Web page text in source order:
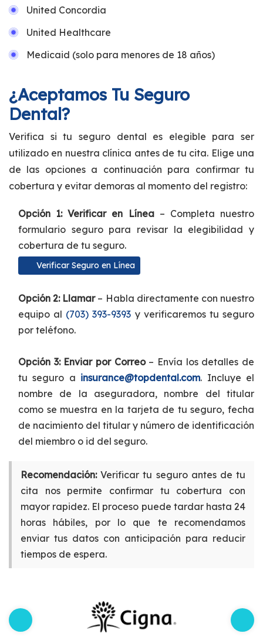
United Concordia
United Healthcare
Medicaid (solo para menores de 18 años)
¿Aceptamos Tu Seguro
Dental?
Verifica si tu seguro dental es elegible para ser
utilizado en nuestra clínica antes de tu cita. Elige una
de las opciones a continuación para confirmar tu
cobertura y evitar demoras al momento del registro:
Opción 1: Verificar en Línea– Completa nuestro
formulario seguro para revisar la elegibilidad y
cobertura de tu seguro.
Verificar Seguro en Línea
Opción 2: Llamar– Habla directamente con nuestro
equipo al (703) 393-9393 y verificaremos tu seguro
por teléfono.
Opción 3: Enviar por Correo– Envía los detalles de
tu seguro a insurance@topdental.com. Incluye el
nombre de la aseguradora, nombre del titular
como se muestra en la tarjeta de tu seguro, fecha
de nacimiento del titular y número de identificación
del miembro o id del seguro.
Recomendación:Verificar tu seguro antes de tu
cita nos permite confirmar tu cobertura con
mayor rapidez. El proceso puede tardar hasta 24
horas hábiles, por lo que te recomendamos
enviar tus datos con anticipación para reducir
tiempos de espera.